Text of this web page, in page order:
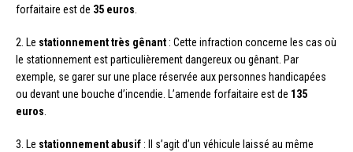
forfaitaire est de 35 euros.
2. Le stationnement très gênant : Cette infraction concerne les cas où
le stationnement est particulièrement dangereux ou gênant. Par
exemple, se garer sur une place réservée aux personnes handicapées
ou devant une bouche d’incendie. L’amende forfaitaire est de 135
euros.
3. Le stationnement abusif : Il s’agit d’un véhicule laissé au même